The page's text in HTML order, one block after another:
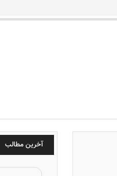
آخرین مطالب